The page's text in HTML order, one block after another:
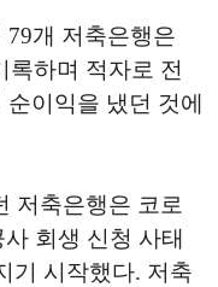
개 저축은행은
록하며 적자로 전
이익을 냈던 것에
저축은행은 코로
회생 신청 사태
기 시작했다. 저축